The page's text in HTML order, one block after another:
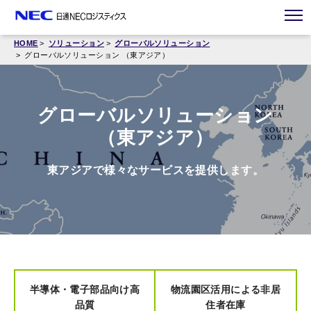
HOME ソリューション
グローバルソリューション
グローバルソリューション （東アジア）
グローバルソリューション
（東アジア）
東アジアで様々なサービスを提供します。
半導体・電子部品向け高
品質
物流園区活用による非居
住者在庫